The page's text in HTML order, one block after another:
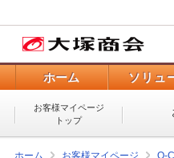
ホーム ソリュ
お客様マイページ
トップ
ホーム お客様マイページ O-